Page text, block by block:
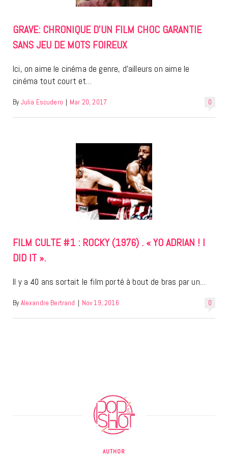
GRAVE: CHRONIQUE D’UN FILM CHOC GARANTIE
SANS JEU DE MOTS FOIREUX
Ici, on aime le cinéma de genre, d’ailleurs on aime le
cinéma tout court et…
0
By Julia Escudero | Mar 20, 2017
FILM CULTE #1 : ROCKY (1976) . « YO ADRIAN ! I
DID IT ».
Il y a 40 ans sortait le film porté à bout de bras par un…
0
By Alexandre Bertrand | Nov 19, 2016
AUTHOR